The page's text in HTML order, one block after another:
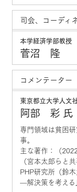
司会、コーディ
本学経済学部教授
菅沼 隆
コメンテーター
東京都立大学人文
阿部 彩 氏
専門領域は貧困
事。
主な著作：（
（宮本太郎らと
PHP研究所（鈴
—解決策を考える